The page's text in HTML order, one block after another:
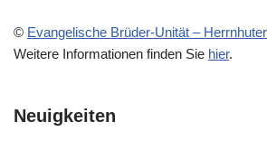
© Evangelische Brüder-Unität –
Weitere Informationen finden Sie hier.
Neuigkeiten